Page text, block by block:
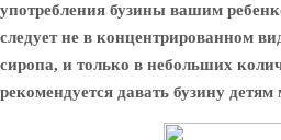
употребления бузины вашим
следует не в концентрированном
сиропа, и только в небольших
рекомендуется давать бузину детям